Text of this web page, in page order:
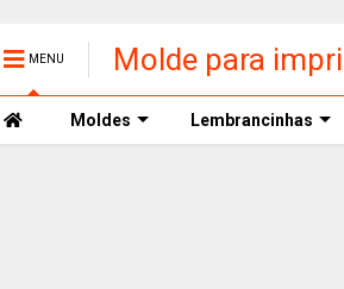
MENU Molde para
Moldes Lembrancinhas